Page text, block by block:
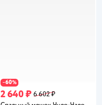
−60%
2 640 ₽ 6 602 ₽